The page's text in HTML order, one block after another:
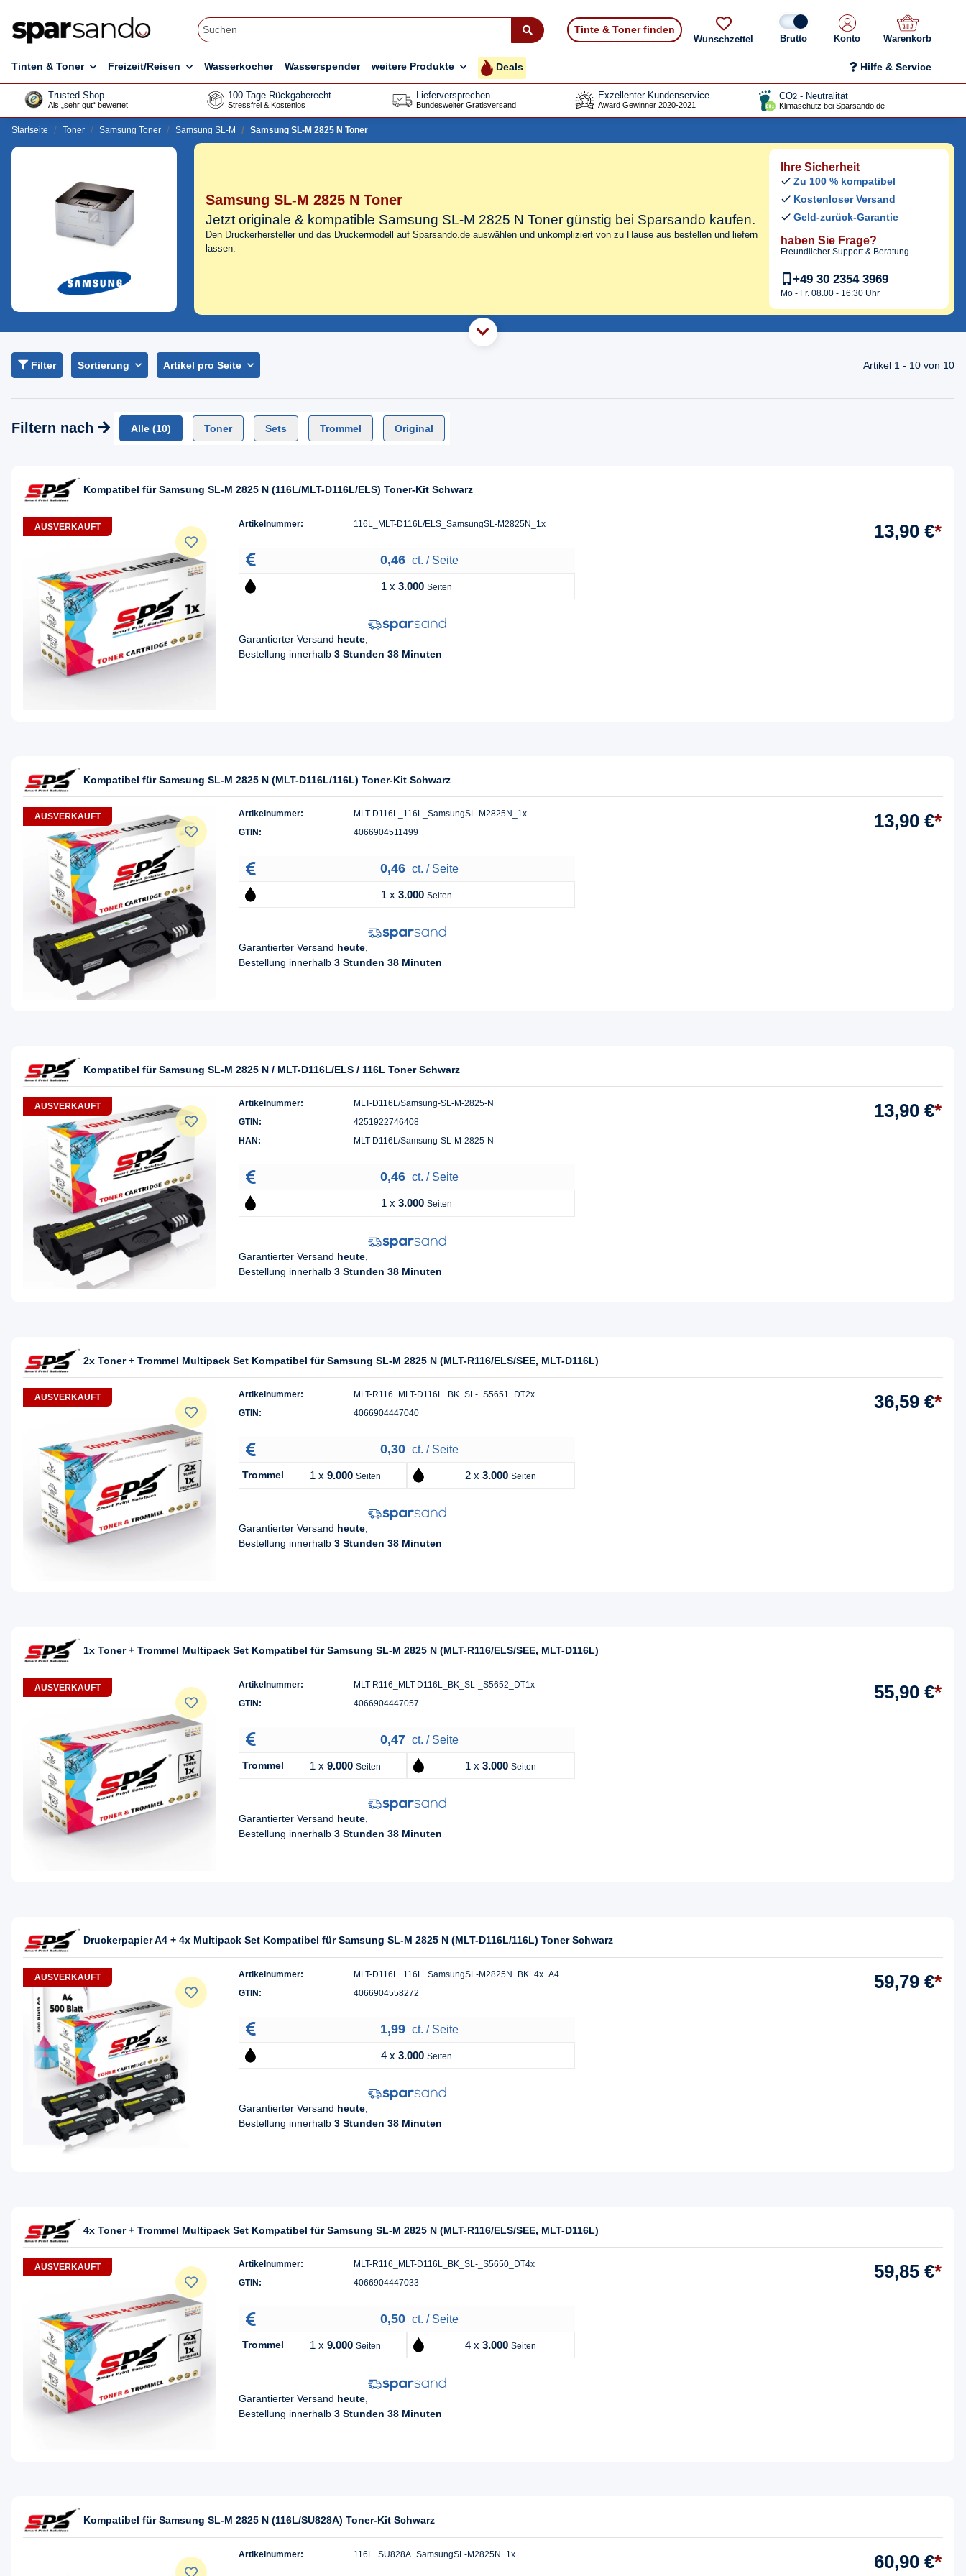
Tinte & Toner finden
Wunschzettel Konto Warenkorb
Tinten & Toner Freizeit/Reisen Wasserkocher Wasserspender weitere Produkte Deals Hilfe & Service
Trusted Shop
Als „sehr gut“ bewertet
100 Tage Rückgaberecht
Stressfrei & Kostenlos
Lieferversprechen
Bundesweiter Gratisversand
Exzellenter Kundenservice
Award Gewinner 2020-2021
CO2 - Neutralität
Klimaschutz bei Sparsando.de
Startseite Toner Samsung Toner Samsung SL-M Samsung SL-M 2825 N Toner
Samsung SL-M 2825 N Toner
Jetzt originale & kompatible Samsung SL-M 2825 N Toner günstig bei Sparsando kaufen.
Den Druckerhersteller und das Druckermodell auf Sparsando.de auswählen und unkompliziert von zu Hause aus bestellen und liefern
lassen.
Ihre Sicherheit
Zu 100 % kompatibel
Kostenloser Versand
Geld-zurück-Garantie
haben Sie Frage?
Freundlicher Support & Beratung
+49 30 2354 3969
Mo - Fr. 08.00 - 16:30 Uhr
Filter Sortierung Artikel pro Seite Artikel 1 - 10 von 10
Filtern nach Alle (10) Toner Sets Trommel Original
Kompatibel für Samsung SL-M 2825 N (116L/MLT-D116L/ELS) Toner-Kit Schwarz
AUSVERKAUFT Artikelnummer: 116L_MLT-D116L/ELS_SamsungSL-M2825N_1x
0,46 ct. / Seite
1 x 3.000 Seiten
Garantierter Versand heute
Bestellung innerhalb 3 Stunden 38 Minuten
13,90 €*
Kompatibel für Samsung SL-M 2825 N (MLT-D116L/116L) Toner-Kit Schwarz
AUSVERKAUFT Artikelnummer:
MLT-D116L_116L_SamsungSL-M2825N_1x
GTIN:
4066904511499
0,46 ct. / Seite
1 x 3.000 Seiten
Garantierter Versand heute,
Bestellung innerhalb 3 Stunden 38 Minuten
13,90 €*
Kompatibel für Samsung SL-M 2825 N / MLT-D116L/ELS / 116L Toner Schwarz
AUSVERKAUFT Artikelnummer:
MLT-D116L/Samsung-SL-M-2825-N
GTIN:
4251922746408
HAN:
MLT-D116L/Samsung-SL-M-2825-N
0,46 ct. / Seite
1 x 3.000 Seiten
Garantierter Versand heute
Bestellung innerhalb 3 Stunden 38 Minuten
13,90 €*
2x Toner + Trommel Multipack Set Kompatibel für Samsung SL-M 2825 N (MLT-R116/ELS/SEE, MLT-D116L)
AUSVERKAUFT Artikelnummer:
MLT-R116_MLT-D116L_BK_SL-_S5651_DT2x
GTIN:
4066904447040
0,30 ct. / Seite
Trommel 1 x 9.000 Seiten 2 x 3.000 Seiten
Garantierter Versand heute,
Bestellung innerhalb 3 Stunden 38 Minuten
36,59 €*
1x Toner + Trommel Multipack Set Kompatibel für Samsung SL-M 2825 N (MLT-R116/ELS/SEE, MLT-D116L)
AUSVERKAUFT Artikelnummer:
MLT-R116_MLT-D116L_BK_SL-_S5652_DT1x
GTIN:
4066904447057
0,47 ct. / Seite
Trommel 1 x 9.000 Seiten 1 x 3.000 Seiten
Garantierter Versand heute
Bestellung innerhalb 3 Stunden 38 Minuten
55,90 €*
Druckerpapier A4 + 4x Multipack Set Kompatibel für Samsung SL-M 2825 N (MLT-D116L/116L) Toner Schwarz
AUSVERKAUFT Artikelnummer:
MLT-D116L_116L_SamsungSL-M2825N_BK_4x_A4
GTIN:
4066904558272
1,99 ct. / Seite
4 x 3.000 Seiten
Garantierter Versand heute,
Bestellung innerhalb 3 Stunden 38 Minuten
59,79 €*
4x Toner + Trommel Multipack Set Kompatibel für Samsung SL-M 2825 N (MLT-R116/ELS/SEE, MLT-D116L)
AUSVERKAUFT Artikelnummer:
MLT-R116_MLT-D116L_BK_SL-_S5650_DT4x
GTIN:
4066904447033
0,50 ct. / Seite
Trommel 1 x 9.000 Seiten 4 x 3.000 Seiten
Garantierter Versand heute
Bestellung innerhalb 3 Stunden 38 Minuten
59,85 €*
Kompatibel für Samsung SL-M 2825 N (116L/SU828A) Toner-Kit Schwarz
Artikelnummer: 116L_SU828A_SamsungSL-M2825N_1x 60,90 €*